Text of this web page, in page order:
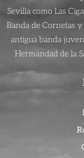
Sevilla como Las
Banda de Cornetas
antigua banda
Hermandad de la